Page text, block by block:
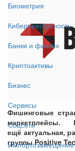
Биометрия
Киберпреступность
Банки и финтех
Криптоактивы
Бизнес
Сервисы
Соцсети
Импортозамещение
Фишинговые
ещё актуальная,
группы Positive